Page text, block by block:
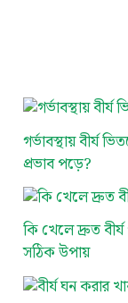
গর্ভাবস্থায় বীর্য
প্রভাব পড়ে?
কি খেলে দ্রুত
সঠিক উপায়